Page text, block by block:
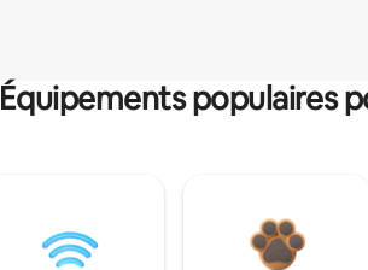
Équipements populaires